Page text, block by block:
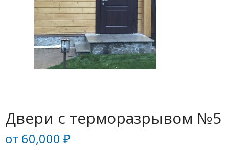
Двери с терморазрывом №5
от 60,000 ₽